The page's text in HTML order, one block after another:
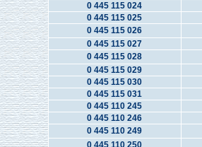
0 445 115 024
0 445 115 025
0 445 115 026
0 445 115 027
0 445 115 028
0 445 115 029
0 445 115 030
0 445 115 031
0 445 110 245
0 445 110 246
0 445 110 249
0 445 110 250